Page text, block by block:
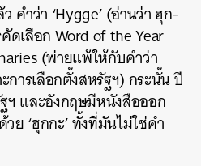
คำว่า ‘Hygge’ (อ่านว่า ฮุก-
ดเลือก Word of the Year
(พ่ายแพ้ให้กับคำว่า
การเลือกตั้งสหรัฐฯ) กระนั้น ปี
ฯ และอังกฤษมีหนังสือออก
ย ‘ฮุกกะ’ ทั้งที่มันไม่ใช่คำ